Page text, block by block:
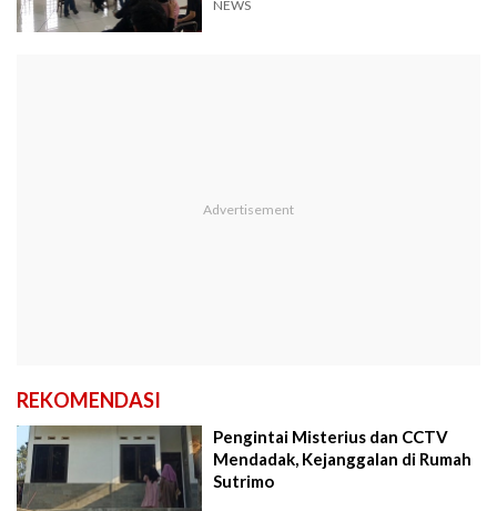
NEWS
REKOMENDASI
Pengintai Misterius dan CCTV
Mendadak, Kejanggalan di Rumah
Sutrimo